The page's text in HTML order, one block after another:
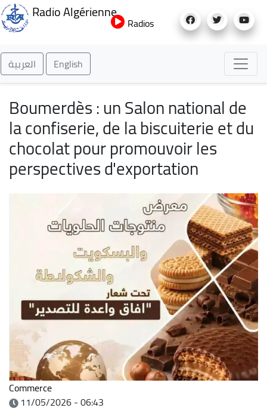
au
Radio Algérienne
Radios
العربية English
Boumerdès : un Salon national de
la confiserie, de la biscuiterie et du
chocolat pour promouvoir les
perspectives d'exportation
Commerce
11/05/2026 - 06:43